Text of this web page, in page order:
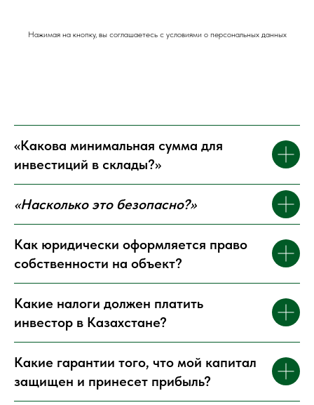
Нажимая на кнопку, вы соглашаетесь с условиями о персональных данных
«Какова минимальная сумма для
инвестиций в склады?»
«Насколько это безопасно?»
Как юридически оформляется право
собственности на объект?
Какие налоги должен платить
инвестор в Казахстане?
Какие гарантии того, что мой капитал
защищен и принесет прибыль?